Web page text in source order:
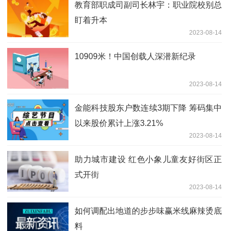
教育部职成司副司长林宇：职业院校别总
盯着升本
2023-08-14
10909米！中国创载人深潜新纪录
2023-08-14
金能科技股东户数连续3期下降 筹码集中
以来股价累计上涨3.21%
2023-08-14
助力城市建设 红色小象儿童友好街区正
式开街
2023-08-14
如何调配出地道的步步味赢米线麻辣烫底
料